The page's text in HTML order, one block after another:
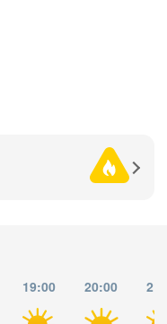
19:00 20:00